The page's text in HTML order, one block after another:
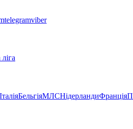
telegramviber
ІталіяБельгіяМЛСНідерландиФранція